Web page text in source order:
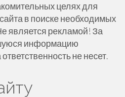
целях для
в поиске необходимых
является рекламой! За
информацию
не несет.